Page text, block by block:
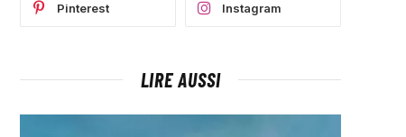
Pinterest Instagram
LIRE AUSSI